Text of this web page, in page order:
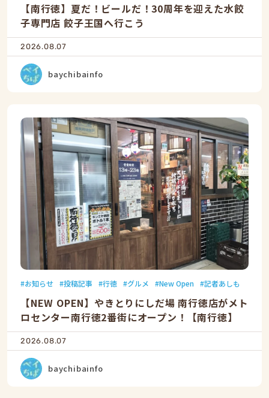
【南行徳】夏だ！ビールだ！30周年を迎えた水餃
子専門店 餃子王国へ行こう
2026.08.07
baychibainfo
お知らせ 投稿記事 行徳 グルメ New Open 記者あしも
【NEW OPEN】やきとりにしだ場 南行徳店がメト
ロセンター南行徳2番街にオープン！【南行徳】
2026.08.07
baychibainfo